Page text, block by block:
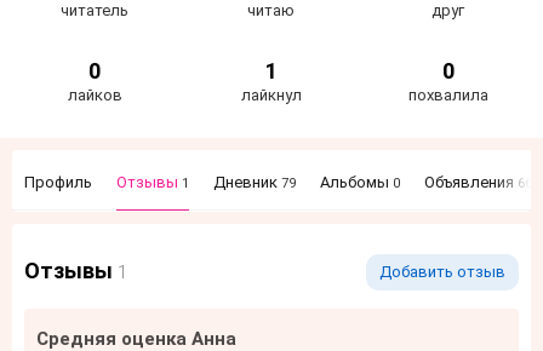
читатель читаю друг
0
лайков
1
лайкнул
0
похвалила
Профиль Отзывы 1 Дневник 79 Альбомы 0 Объявления 66
Отзывы 1 Добавить отзыв
Средняя оценка Анна